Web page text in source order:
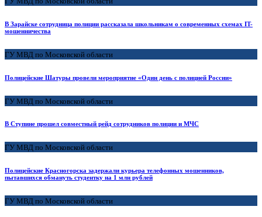
В Зарайске сотрудница полиции рассказала школьникам о современных схемах IT-
мошенничества
ГУ МВД по Московской области
Полицейские Шатуры провели мероприятие «Один день с полицией России»
ГУ МВД по Московской области
В Ступине прошел совместный рейд сотрудников полиции и МЧС
ГУ МВД по Московской области
Полицейские Красногорска задержали курьера телефонных мошенников,
пытавшихся обмануть студентку на 1 млн рублей
ГУ МВД по Московской области